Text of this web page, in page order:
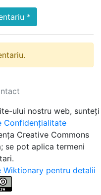
*
ului nostru web, sunteți
Confidențialitate
Creative Commons
se pot aplica termeni
Wiktionary pentru detalii